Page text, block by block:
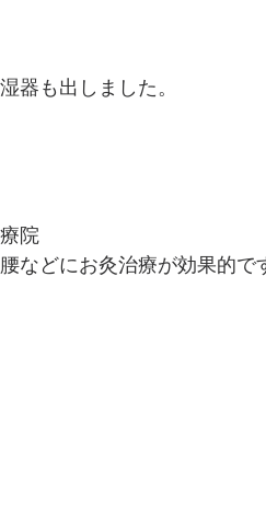
器も出しました。
院
などにお灸治療が効果的で